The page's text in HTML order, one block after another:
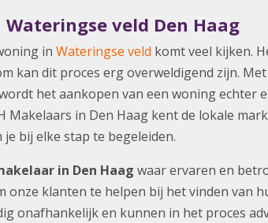
veld Den Haag
inWateringse veld komt veel kijken.
kan dit proces erg overweldigend zijn.
het aankopen van een woning echter
Makelaars in Den Haag kent de lokale
bij elke stap te begeleiden.
in Den Haag waar ervaren en
onze klanten te helpen bij het vinden van
onafhankelijk en kunnen in het proces